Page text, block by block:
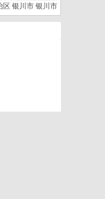
区 银川市 银川市